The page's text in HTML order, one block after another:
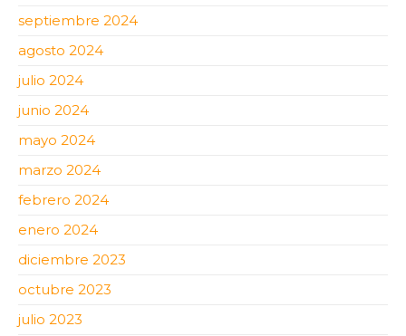
septiembre 2024
agosto 2024
julio 2024
junio 2024
mayo 2024
marzo 2024
febrero 2024
enero 2024
diciembre 2023
octubre 2023
julio 2023